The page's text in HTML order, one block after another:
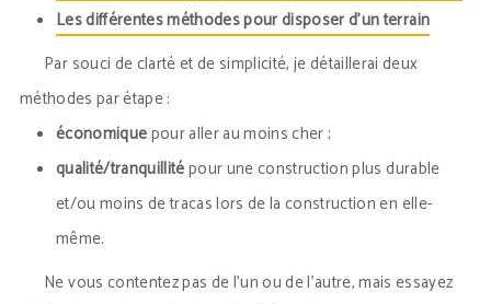
Les différentes méthodes pour disposer d’un terrain
Par souci de clarté et de simplicité, je détaillerai deux
méthodes par étape :
économiquepour aller au moins cher ;
qualité/tranquillitépour une construction plus durable
et/ou moins de tracas lors de la construction en elle-
même.
Ne vous contentez pas de l’un ou de l’autre, mais essayez